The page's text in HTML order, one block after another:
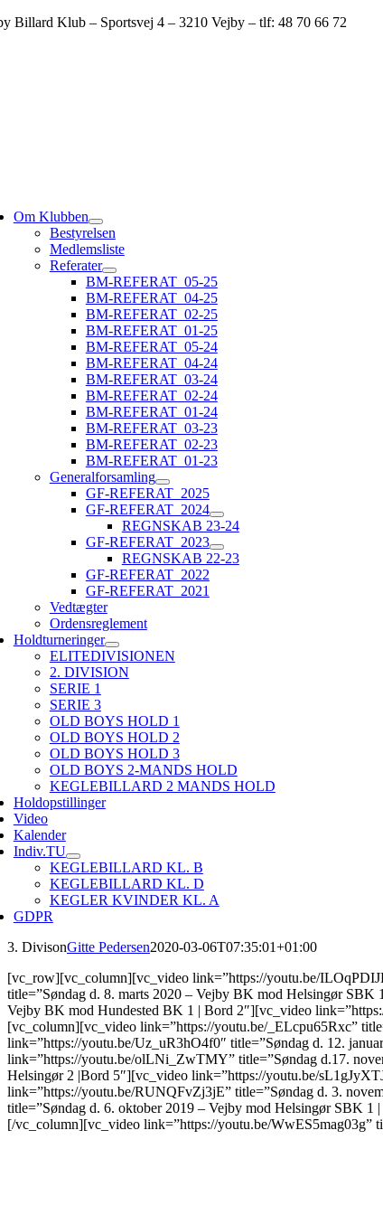
Skip
Billard Klub – Sportsvej 4 – 3210 Vejby – tlf: 48 70 66 72
Om Klubben
Bestyrelsen
Medlemsliste
Referater
BM-REFERAT_05-25
BM-REFERAT_04-25
BM-REFERAT_02-25
BM-REFERAT_01-25
BM-REFERAT_05-24
BM-REFERAT_04-24
BM-REFERAT_03-24
BM-REFERAT_02-24
BM-REFERAT_01-24
BM-REFERAT_03-23
BM-REFERAT_02-23
BM-REFERAT_01-23
Generalforsamling
GF-REFERAT_2025
GF-REFERAT_2024
REGNSKAB 23-24
GF-REFERAT_2023
REGNSKAB 22-23
GF-REFERAT_2022
GF-REFERAT_2021
Vedtægter
Ordensreglement
Holdturneringer
ELITEDIVISIONEN
2. DIVISION
SERIE 1
SERIE 3
OLD BOYS HOLD 1
OLD BOYS HOLD 2
OLD BOYS HOLD 3
OLD BOYS 2-MANDS HOLD
KEGLEBILLARD 2 MANDS HOLD
Holdopstillinger
Video
Kalender
Indiv.TU
KEGLEBILLARD KL. B
KEGLEBILLARD KL. D
KEGLER KVINDER KL. A
GDPR
3. DivisonGitte Pedersen2020-03-06T07:35:01+01:00
[vc_row][vc_column][vc_video link=”https://youtu.be/
title=”Søndag d. 8. marts 2020 – Vejby BK mod Helsingør
Vejby BK mod Hundested BK 1 | Bord 2″][vc_video
[vc_column][vc_video link=”https://youtu.be/_ELcpu65Rxc”
link=”https://youtu.be/Uz_uR3hO4f0″ title=”Søndag d. 12.
link=”https://youtu.be/olLNi_ZwTMY” title=”Søndag d.17.
Helsingør 2 |Bord 5″][vc_video link=”https://youtu.be/
link=”https://youtu.be/RUNQFvZj3jE” title=”Søndag d. 3.
title=”Søndag d. 6. oktober 2019 – Vejby mod Helsingør SBK
[/vc_column][vc_video link=”https://youtu.be/